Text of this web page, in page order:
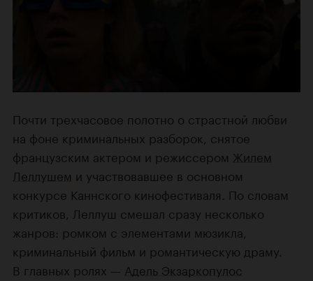
Почти трехчасовое полотно о страстной любви
на фоне криминальных разборок, снятое
французским актером и режиссером Жилем
Леллушем и участвовавшее в основном
конкурсе Каннского кинофестиваля. По словам
критиков, Леллуш смешал сразу несколько
жанров: ромком с элементами мюзикла,
криминальный фильм и романтическую драму.
В главных ролях — Адель Экзаркопулос